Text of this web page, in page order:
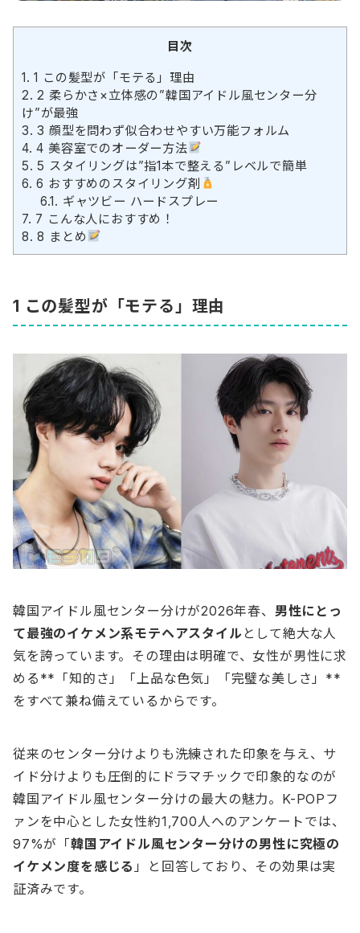
目次
1. 1 この髪型が「モテる」理由
2. 2 柔らかさ×立体感の”韓国アイドル風センター分
け”が最強
3. 3 顔型を問わず似合わせやすい万能フォルム
4. 4 美容室でのオーダー方法
5. 5 スタイリングは”指1本で整える”レベルで簡単
6. 6 おすすめのスタイリング剤
6.1. ギャツビー ハードスプレー
7. 7 こんな人におすすめ！
8. 8 まとめ
1 この髪型が「モテる」理由
韓国アイドル風センター分けが2026年春、 男性にとっ
て最強のイケメン系モテヘアスタイル として絶大な人
気を誇っています。その理由は明確で、女性が男性に求
める**「知的さ」「上品な色気」「完璧な美しさ」**
をすべて兼ね備えているからです。
従来のセンター分けよりも洗練された印象を与え、サ
イド分けよりも圧倒的にドラマチックで印象的なのが
韓国アイドル風センター分けの最大の魅力。K-POPフ
ァンを中心とした女性約1,700人へのアンケートでは、
97%が「韓国アイドル風センター分けの男性に究極の
イケメン度を感じる 」と回答しており、その効果は実
証済みです。